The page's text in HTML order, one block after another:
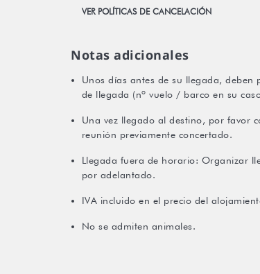
VER POLÍTICAS DE CANCELACIÓN
Notas adicionales
Unos días antes de su llegada,
de llegada (nº vuelo / barco en su
Una vez llegado al destino, por favor
reunión previamente concertado.
Llegada fuera de horario: Organizar
por adelantado.
IVA incluido en el precio del
No se admiten animales.